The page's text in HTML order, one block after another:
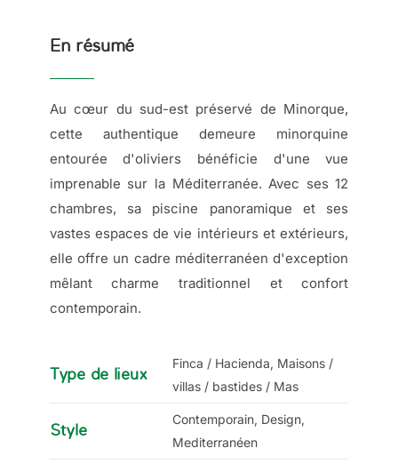
En résumé
Au cœur du sud-est préservé de Minorque,
cette authentique demeure minorquine
entourée d'oliviers bénéficie d'une vue
imprenable sur la Méditerranée. Avec ses 12
chambres, sa piscine panoramique et ses
vastes espaces de vie intérieurs et extérieurs,
elle offre un cadre méditerranéen d'exception
mêlant charme traditionnel et confort
contemporain.
Type de lieux
Finca / Hacienda, Maisons /
villas / bastides / Mas
Style
Contemporain, Design,
Mediterranéen